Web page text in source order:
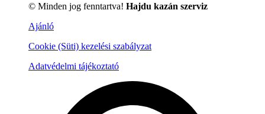
© Minden jog fenntartva! Hajdu kazán szerviz
Ajánló
Cookie (Süti) kezelési szabályzat
Adatvédelmi tájékoztató